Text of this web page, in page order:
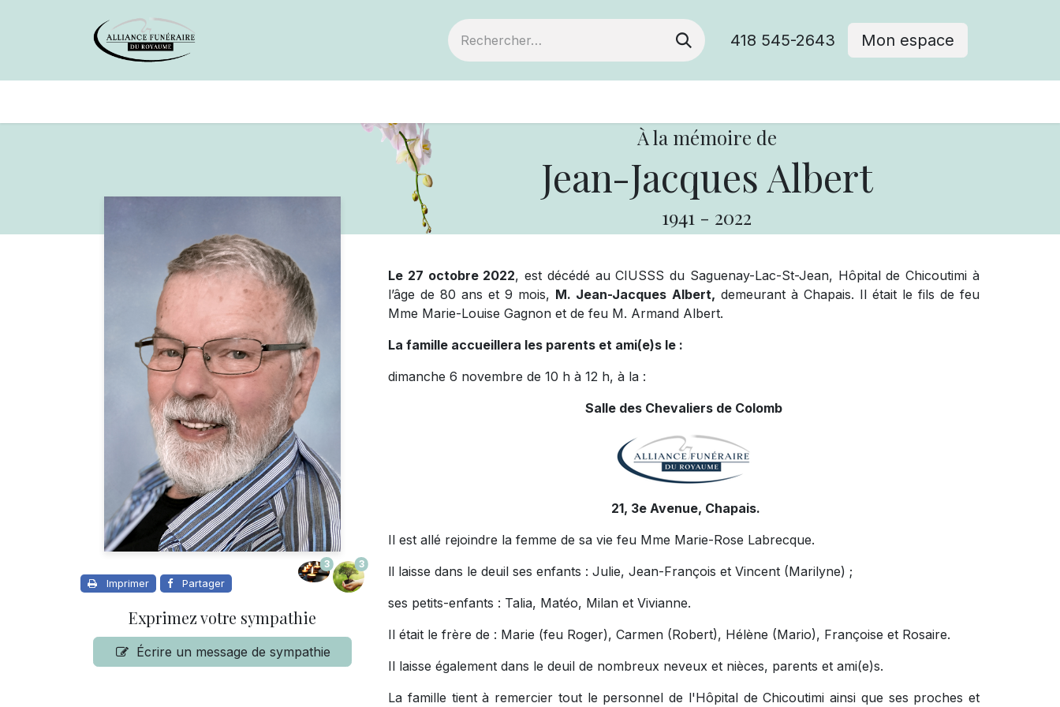
418 545-2643 Mon espace
À la mémoire de
Jean-Jacques Albert
1941 - 2022
Imprimer Partager
3 3
Exprimez votre sympathie
Écrire un message de sympathie
Le 27 octobre 2022, est décédé au CIUSSS du Saguenay-Lac-St-Jean, Hôpital de Chicoutimi à
l’âge de 80 ans et 9 mois, M. Jean-Jacques Albert, demeurant à Chapais. Il était le fils de feu
Mme Marie-Louise Gagnon et de feu M. Armand Albert.
La famille accueillera les parents et ami(e)s le :
dimanche 6 novembre de 10 h à 12 h, à la :
Salle des Chevaliers de Colomb
21, 3e Avenue, Chapais.
Il est allé rejoindre la femme de sa vie feu Mme Marie-Rose Labrecque.
ll laisse dans le deuil ses enfants : Julie, Jean-François et Vincent (Marilyne) ;
ses petits-enfants : Talia, Matéo, Milan et Vivianne.
Il était le frère de : Marie (feu Roger), Carmen (Robert), Hélène (Mario), Françoise et Rosaire.
Il laisse également dans le deuil de nombreux neveux et nièces, parents et ami(e)s.
La famille tient à remercier tout le personnel de l'Hôpital de Chicoutimi ainsi que ses proches et